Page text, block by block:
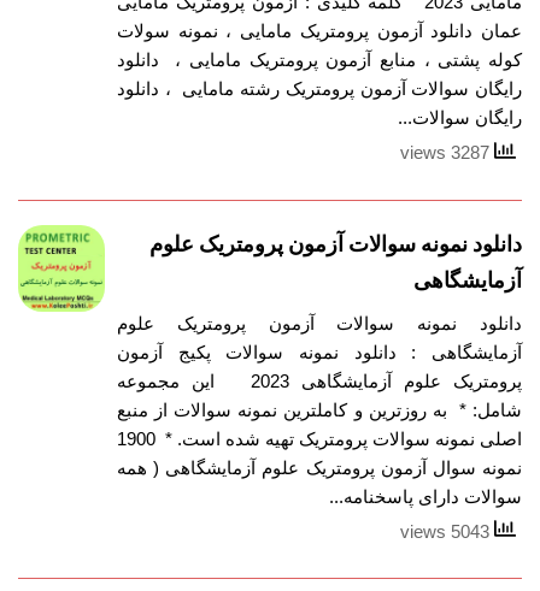
عمان دانلود آزمون پرومتریک مامایی ، نمونه سولات
کوله پشتی ، منابع آزمون پرومتریک مامایی ، دانلود
رایگان سوالات آزمون پرومتریک رشته مامایی ، دانلود
رایگان سوالات...
دانلود نمونه سوالات آزمون پرومتریک علوم
آزمایشگاهی
دانلود نمونه سوالات آزمون پرومتریک علوم
آزمایشگاهی : دانلود نمونه سوالات پکیج آزمون
پرومتریک علوم آزمایشگاهی 2023 این مجموعه
شامل: * به روزترین و کاملترین نمونه سوالات از منبع
اصلی نمونه سوالات پرومتریک تهیه شده است. * 1900
نمونه سوال آزمون پرومتریک علوم آزمایشگاهی ( همه
سوالات دارای پاسخنامه...